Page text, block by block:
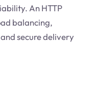
An HTTP
balancing,
secure delivery